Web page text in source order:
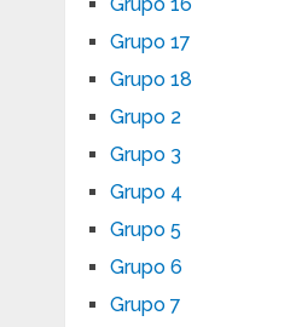
Grupo 17
Grupo 18
Grupo 2
Grupo 3
Grupo 4
Grupo 5
Grupo 6
Grupo 7